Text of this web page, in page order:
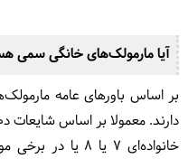
آیا مارمولک‌های خانگی سمی
بر اساس باورهای عامه
دارند. معمولا بر اساس شایعات